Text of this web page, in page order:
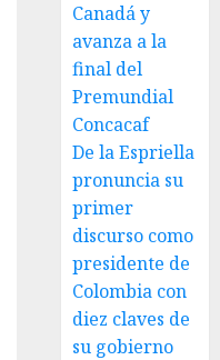
Canadá y
avanza a la
final del
Premundial
Concacaf
De la Espriella
pronuncia su
primer
discurso como
presidente de
Colombia con
diez claves de
su gobierno